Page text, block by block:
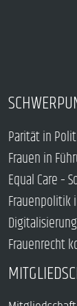
Parität in
Frauen in
Equal Care –
Frauenpolitik
Digitalisierung
Frauenrecht